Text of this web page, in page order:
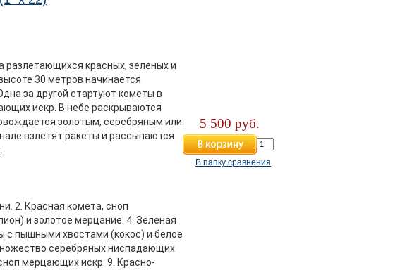
разлетающихся красных, зеленых и
30 метров начинается
за другой стартуют кометы в
искр. В небе раскрываются
золотым, серебряным или
взлетят ракеты и рассыпаются
2. Красная комета, сноп
и золотое мерцание. 4. Зеленая
с пышными хвостами (кокос) и белое
серебряных ниспадающих
мерцающих искр. 9. Красно-
5 500 руб.
В папку сравнения